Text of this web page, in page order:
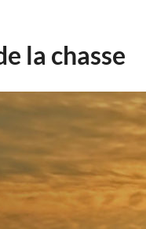
la chasse